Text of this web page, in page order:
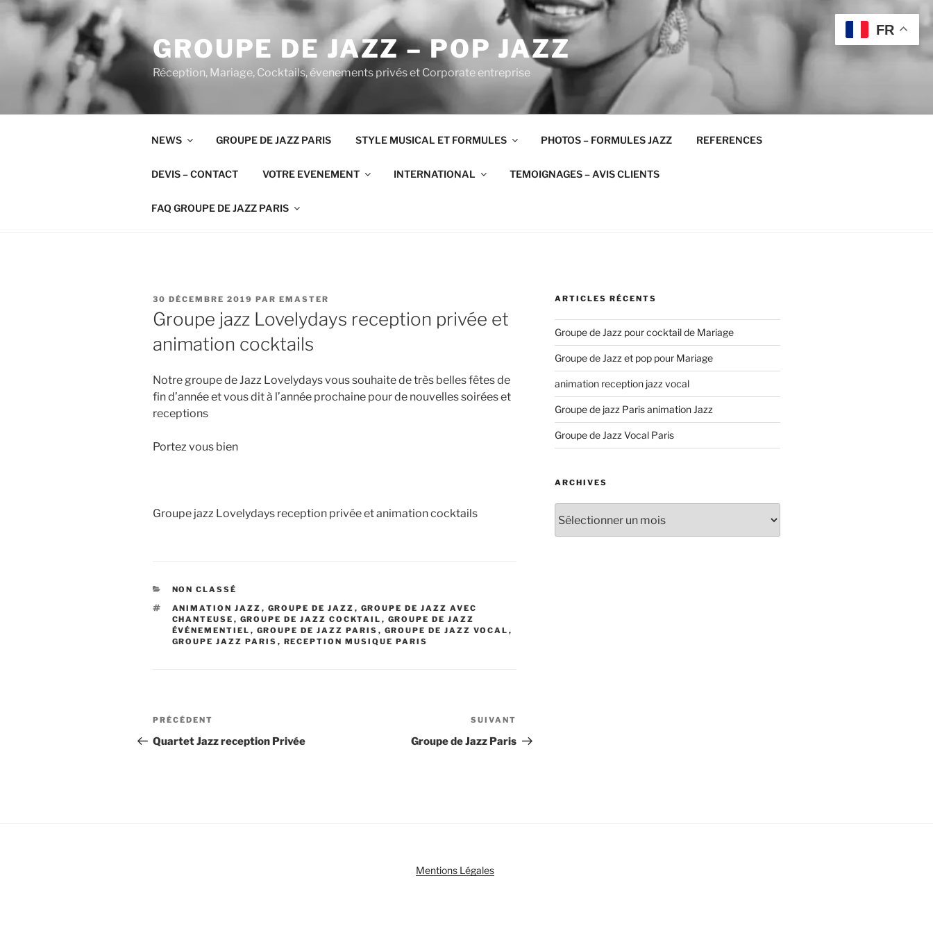
Aller
GROUPE DE JAZZ – POP JAZZ
Réception, Mariage, Cocktails, évenements privés et Corporate entreprise
NEWS GROUPE DE JAZZ PARIS STYLE MUSICAL ET FORMULES PHOTOS – FORMULES JAZZ REFERENCES
DEVIS – CONTACT VOTRE EVENEMENT INTERNATIONAL TEMOIGNAGES – AVIS CLIENTS
FAQ GROUPE DE JAZZ PARIS
PUBLIÉ
LE
30 DÉCEMBRE 2019 PAR EMASTER
Groupe jazz Lovelydays reception privée et
animation cocktails
Notre groupe de Jazz Lovelydays vous souhaite de très belles fêtes de
fin d’année et vous dit à l’année prochaine pour de nouvelles soirées et
receptions
Portez vous bien
Groupe jazz Lovelydays reception privée et animation cocktails
CATÉGORIES
NON CLASSÉ
ÉTIQUETTES
ANIMATION JAZZ , GROUPE DE JAZZ , GROUPE DE JAZZ AVEC
CHANTEUSE , GROUPE DE JAZZ COCKTAIL , GROUPE DE JAZZ
ÉVÉNEMENTIEL , GROUPE DE JAZZ PARIS , GROUPE DE JAZZ VOCAL ,
GROUPE JAZZ PARIS , RECEPTION MUSIQUE PARIS
Navigation
de
Article
précédent
PRÉCÉDENT
Quartet Jazz reception Privée
suivant
SUIVANT
Groupe de Jazz Paris
ARTICLES RÉCENTS
Groupe de Jazz pour cocktail de Mariage
Groupe de Jazz et pop pour Mariage
animation reception jazz vocal
Groupe de jazz Paris animation Jazz
Groupe de Jazz Vocal Paris
ARCHIVES
Mentions Légales
FR